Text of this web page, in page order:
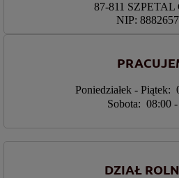
87-811
NIP:
Poniedziałek - Piątek:
Sobota: 08:00
DZIAŁ